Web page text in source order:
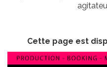
Cette page est